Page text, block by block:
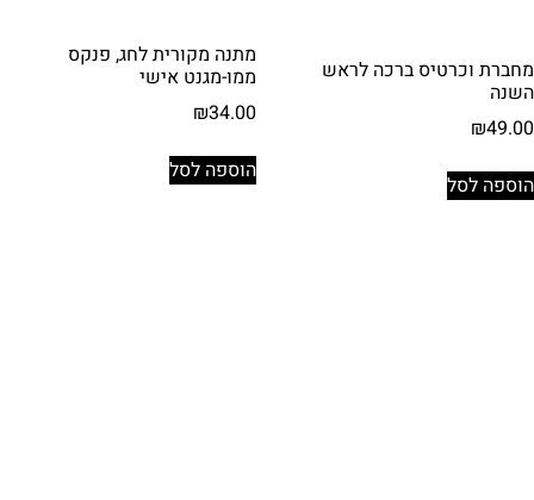
מחברת וכרטיס ברכה לראש
השנה
₪49.00
הוספה לסל
מתנה מקורית לחג, פנקס
ממו-מגנט אישי
₪34.00
הוספה לסל